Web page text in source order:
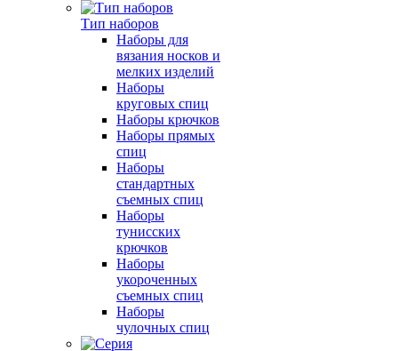
Тип наборов
Наборы для
вязания носков и
мелких изделий
Наборы
круговых спиц
Наборы крючков
Наборы прямых
спиц
Наборы
стандартных
съемных спиц
Наборы
тунисских
крючков
Наборы
укороченных
съемных спиц
Наборы
чулочных спиц